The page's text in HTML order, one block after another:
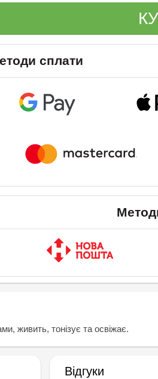
сплати
живить, тонізує та освіжає.
Відгуки